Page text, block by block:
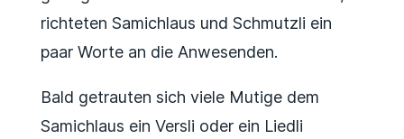
richteten Samichlaus und Schmutzli ein
paar Worte an die Anwesenden.
Bald getrauten sich viele Mutige dem
Samichlaus ein Versli oder ein Liedli